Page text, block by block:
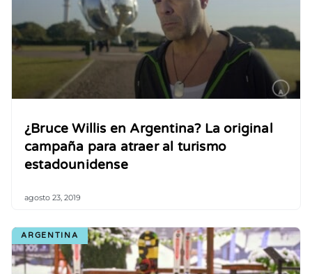
¿Bruce Willis en Argentina? La original
campaña para atraer al turismo
estadounidense
agosto 23, 2019
ARGENTINA